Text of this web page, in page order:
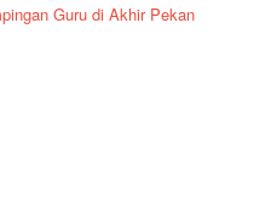
Guru di Akhir Pekan